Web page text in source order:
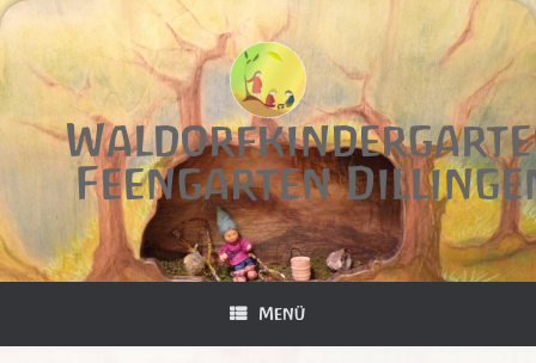
Zum
Inhalt
springen
Feengarten
Menü